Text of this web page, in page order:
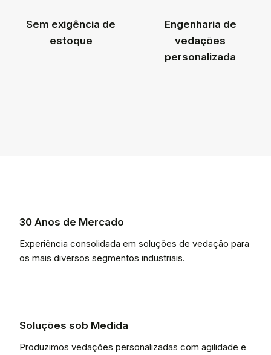
Sem exigência de
estoque
Engenharia de
vedações
personalizada
30 Anos de Mercado
Experiência consolidada em soluções de vedação para
os mais diversos segmentos industriais.
Soluções sob Medida
Produzimos vedações personalizadas com agilidade e